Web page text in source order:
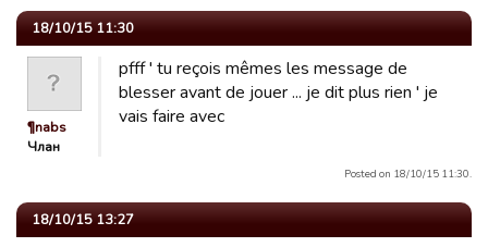
18/10/15 11:30
¶nabs
Члан
pfff ' tu reçois mêmes les message de
blesser avant de jouer ... je dit plus rien ' je
vais faire avec
Posted on 18/10/15 11:30.
18/10/15 13:27